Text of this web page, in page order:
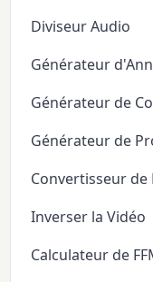
Diviseur Audio
Générateur
Générateur de
Générateur de
Convertisseur de
Inverser la Vidéo
Calculateur de